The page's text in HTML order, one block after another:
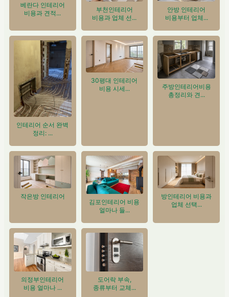
베란다 인테리어
비용과 견적...
부천인테리어
비용과 업체 선...
안방 인테리어
비용부터 업체...
인테리어 순서 완벽
정리: ...
30평대 인테리어
비용 시세...
주방인테리어비용
총정리와 견...
작은방 인테리어
김포인테리어 비용
얼마나 들...
방인테리어 비용과
업체 선택...
의정부인테리어
비용 얼마나 ...
도어락 부속,
종류부터 교체...